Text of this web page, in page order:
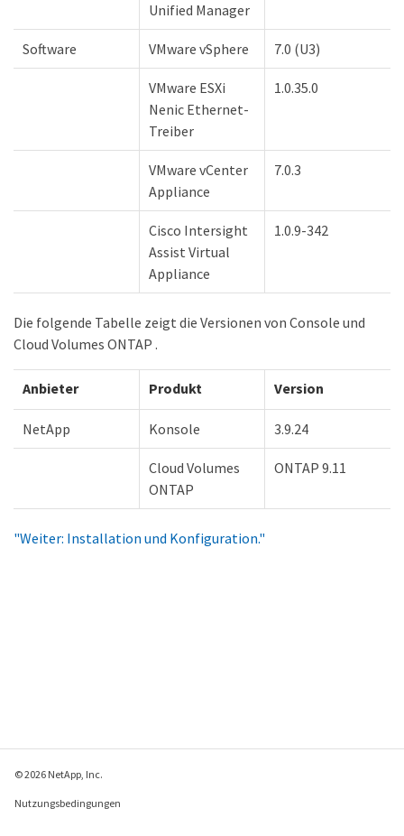
Unified Manager
Software VMware vSphere 7.0 (U3)
VMware ESXi
Nenic Ethernet-
Treiber
1.0.35.0
VMware vCenter
Appliance
7.0.3
Cisco Intersight
Assist Virtual
Appliance
1.0.9-342
Die folgende Tabelle zeigt die Versionen von Console und
Cloud Volumes ONTAP .
Anbieter Produkt Version
NetApp Konsole 3.9.24
Cloud Volumes
ONTAP
ONTAP 9.11
"Weiter: Installation und Konfiguration."
© 2026 NetApp, Inc.
Nutzungsbedingungen